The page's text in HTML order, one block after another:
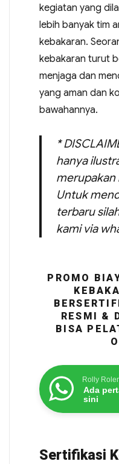
kegiatan yang
lebih banyak tim
kebakaran.
kebakaran turut
menjaga dan
yang aman dan
bawahannya.
*
hanya
merupakan
Untuk
terbaru
kami via
PROMO
RESMI &
BISA
Rolly
Ada
sini
Sertifikasi